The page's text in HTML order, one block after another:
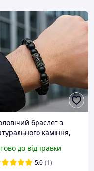
браслет з
каміння,
до відправки
5.0 (1)